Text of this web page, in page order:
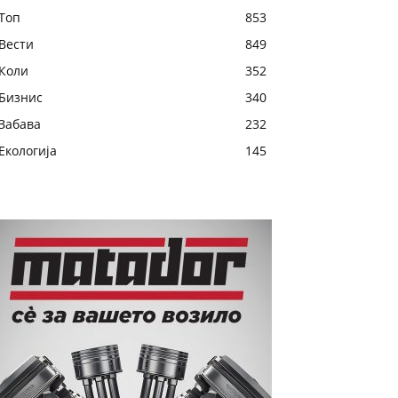
853
Вести
849
Коли
352
Бизнис
340
232
Екологија
145